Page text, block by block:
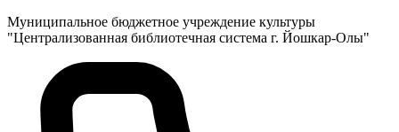
Муниципальное бюджетное учреждение культуры
"Централизованная библиотечная система г. Йошкар-Олы"